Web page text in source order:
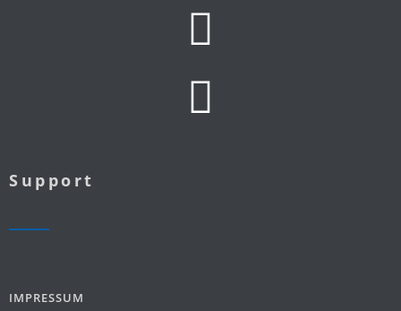
Support
IMPRESSUM